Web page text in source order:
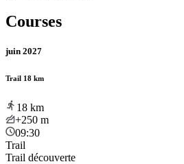
Courses
juin 2027
Trail 18 km
18 km
+250 m
09:30
Trail
Trail découverte